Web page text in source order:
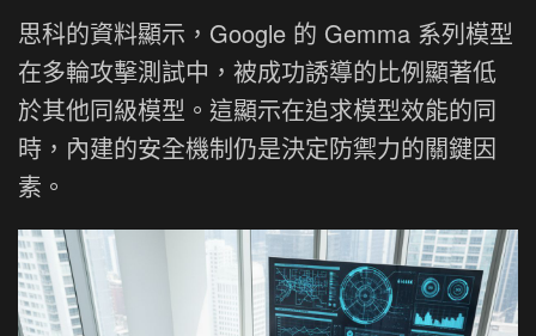
思科的資料顯示，Google 的 Gemma 系列模型
在多輪攻擊測試中，被成功誘導的比例顯著低
於其他同級模型。這顯示在追求模型效能的同
時，內建的安全機制仍是決定防禦力的關鍵因
素。